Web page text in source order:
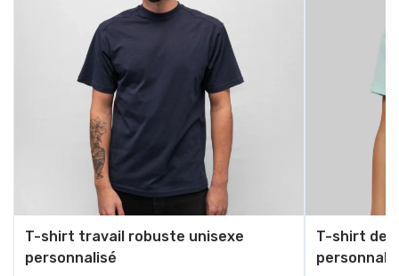
T-shirt travail robuste unisexe
personnalisé
T-shirt de